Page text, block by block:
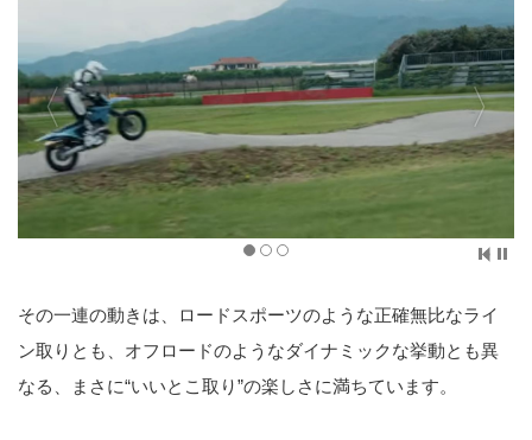
その一連の動きは、ロードスポーツのような正確無比なライ
ン取りとも、オフロードのようなダイナミックな挙動とも異
なる、まさに“いいとこ取り”の楽しさに満ちています。